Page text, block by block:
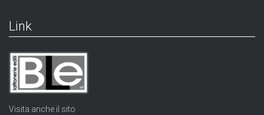
Link
Visita anche il sito